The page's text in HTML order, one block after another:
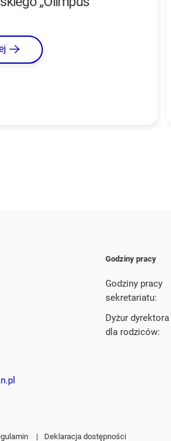
Godziny pracy
Godziny pracy
sekretariatu:
Dyżur dyrektora
dla rodziców:
| Deklaracja dostępności